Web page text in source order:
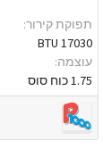
תפוקת קירור:
17030 BTU
עוצמה:
1.75 כוח סוס